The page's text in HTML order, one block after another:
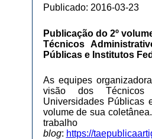
Publicado: 2016-03-23
Publicação do 2º
Técnicos
Públicas e Institutos
As equipes
visão dos Técnicos
Universidades Públicas
volume de sua
blog: https://